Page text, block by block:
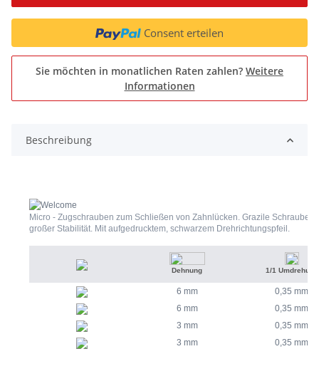
Consent erteilen
Sie möchten in monatlichen Raten zahlen? Weitere
Informationen
Beschreibung
Micro - Zugschrauben zum Schließen von Zahnlücken. Grazile Schraube
großer Stabilität. Mit aufgedrucktem, schwarzem Drehrichtungspfeil.
Dehnung 1/1 Umdrehung
6 mm
0,35 mm
6 mm
0,35 mm
3 mm
0,35 mm
3 mm
0,35 mm